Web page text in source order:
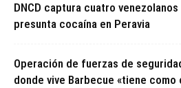
DNCD captura cuatro
presunta cocaína en Peravia
Operación de fuerzas de
donde vive Barbecue «tiene como